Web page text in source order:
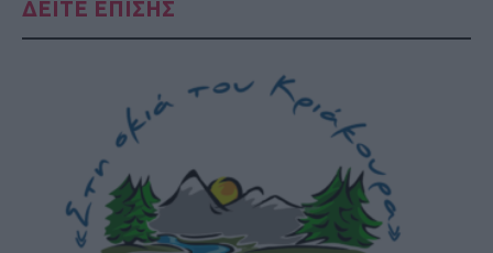
ΔΕΙΤΕ ΕΠΙΣΗΣ